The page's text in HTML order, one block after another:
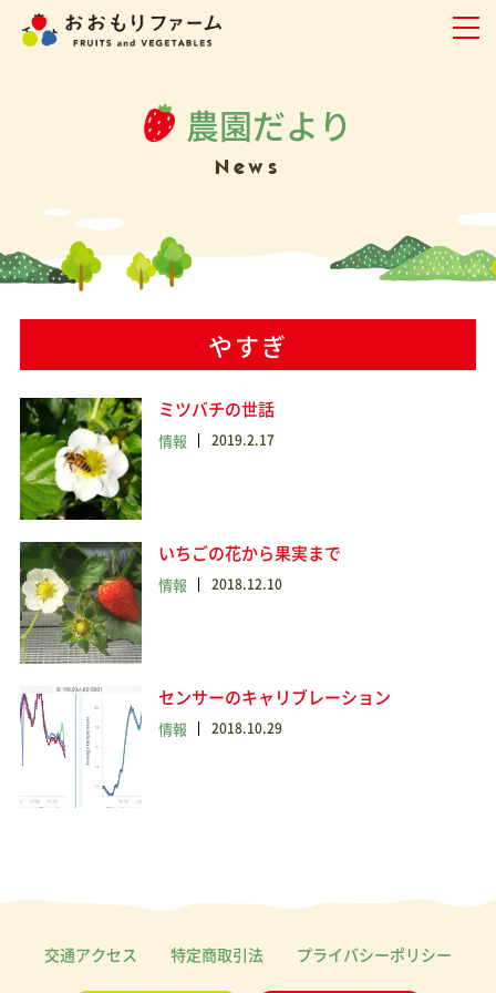
農園だより
News
やすぎ
ミツバチの世話
情報 2019.2.17
いちごの花から果実まで
情報 2018.12.10
センサーのキャリブレーション
情報 2018.10.29
交通アクセス 特定商取引法 プライバシーポリシー